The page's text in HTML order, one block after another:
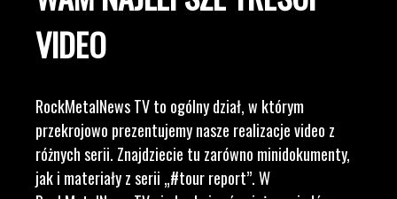
VIDEO
RockMetalNews TV to ogólny dział, w którym
przekrojowo prezentujemy nasze realizacje video z
różnych serii. Znajdziecie tu zarówno minidokumenty,
jak i materiały z serii „#tour report”. W